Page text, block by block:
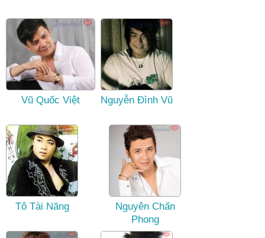
Vũ Quốc Việt Nguyễn Đình Vũ
Tô Tài Năng
Nguyên Chấn
Phong